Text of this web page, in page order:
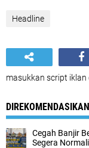
Headline
masukkan script iklan
DIREKOMENDASIKAN
Cegah Banjir
Segera